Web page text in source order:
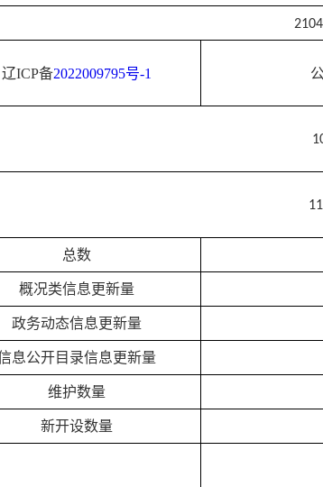
辽ICP备2022009795号-1
总数
概况类信息更新量
政务动态信息更新量
息公开目录信息更新量
维护数量
新开设数量